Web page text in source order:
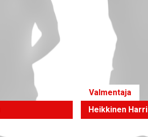
Valmentaja
Heikkinen Harri